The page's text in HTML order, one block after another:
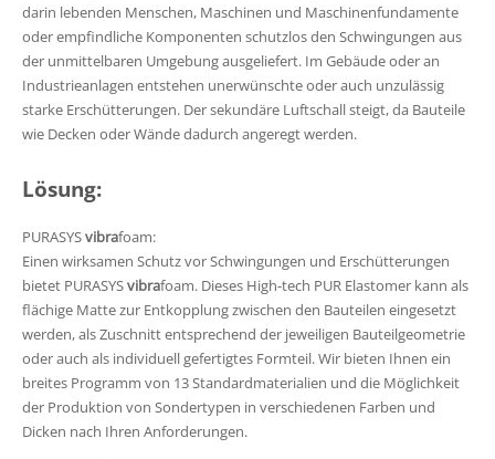
darin lebenden Menschen, Maschinen und Maschinenfundamente
oder empfindliche Komponenten schutzlos den Schwingungen aus
der unmittelbaren Umgebung ausgeliefert. Im Gebäude oder an
Industrieanlagen entstehen unerwünschte oder auch unzulässig
starke Erschütterungen. Der sekundäre Luftschall steigt, da Bauteile
wie Decken oder Wände dadurch angeregt werden.
Lösung:
PURASYSvibrafoam:
Einen wirksamen Schutz vor Schwingungen und Erschütterungen
bietet PURASYSvibrafoam. Dieses High-tech PUR Elastomer kann als
flächige Matte zur Entkopplung zwischen den Bauteilen eingesetzt
werden, als Zuschnitt entsprechend der jeweiligen Bauteilgeometrie
oder auch als individuell gefertigtes Formteil. Wir bieten Ihnen ein
breites Programm von 13 Standardmaterialien und die Möglichkeit
der Produktion von Sondertypen in verschiedenen Farben und
Dicken nach Ihren Anforderungen.